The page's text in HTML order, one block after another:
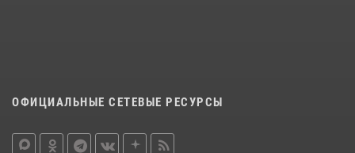
ОФИЦИАЛЬНЫЕ СЕТЕВЫЕ РЕСУРСЫ